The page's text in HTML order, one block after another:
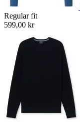
Regular fit
599,00 kr